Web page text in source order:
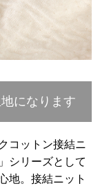
になります
コットン接結ニ
シリーズとして
地。接結ニット